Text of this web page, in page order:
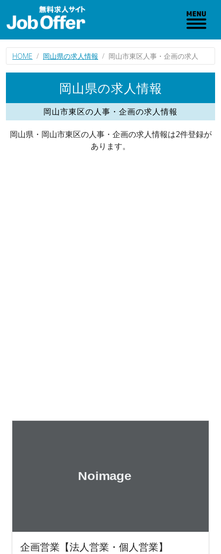
HOME 岡山県の求人情報 岡山市東区人事・企画の求人
岡山県の求人情報
岡山市東区の人事・企画の求人情報
岡山県・岡山市東区の人事・企画の求人情報は2件登録が
あります。
企画営業【法人営業・個人営業】